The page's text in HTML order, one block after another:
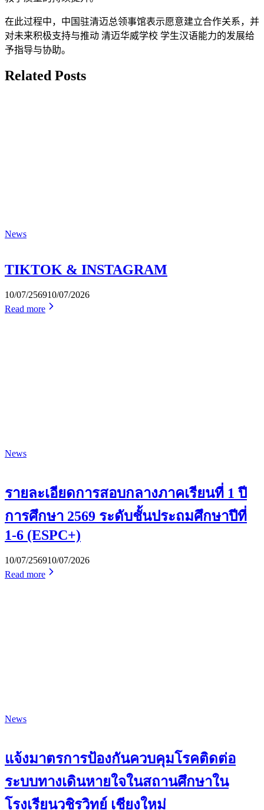
在此过程中，中国驻清迈总领事馆表示愿意建立合作关系，并
对未来积极支持与推动 清迈华威学校 学生汉语能力的发展给
予指导与协助。
Related Posts
News
TIKTOK & INSTAGRAM
10/07/256910/07/2026
Read more
News
รายละเอียดการสอบกลางภาคเรียนที่ 1 ปี
การศึกษา 2569 ระดับชั้นประถมศึกษาปีที่
1-6 (ESPC+)
10/07/256910/07/2026
Read more
News
แจ้งมาตรการป้องกันควบคุมโรคติดต่อ
ระบบทางเดินหายใจในสถานศึกษาใน
โรงเรียนวชิรวิทย์ เชียงใหม่